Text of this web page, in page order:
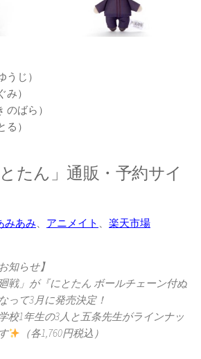
じ）
）
ばら）
）
たん」通販・予約サイ
みあみ、 アニメイト 、 楽天市場
知らせ】
戦」が『にとたん ボールチェーン付ぬ
って3月に発売決定！
校1年生の3人と五条先生がラインナッ
（各1,760円税込）